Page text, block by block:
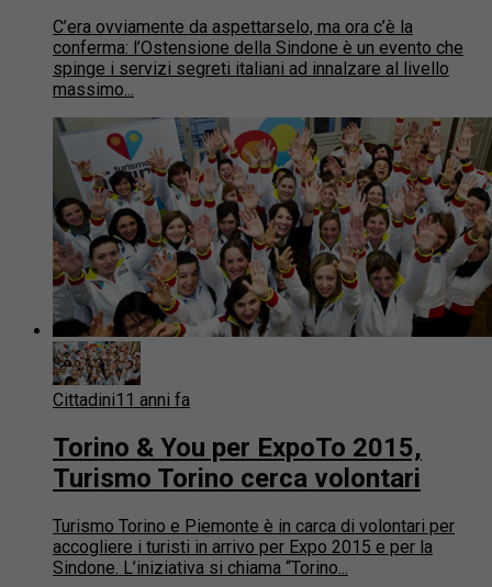
C’era ovviamente da aspettarselo, ma ora c’è la
conferma: l’Ostensione della Sindone è un evento che
spinge i servizi segreti italiani ad innalzare al livello
massimo...
Cittadini11 anni fa
Torino & You per ExpoTo 2015,
Turismo Torino cerca volontari
Turismo Torino e Piemonte è in carca di volontari per
accogliere i turisti in arrivo per Expo 2015 e per la
Sindone. L’iniziativa si chiama “Torino...